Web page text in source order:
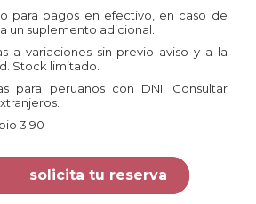
para pagos en efectivo, en caso de
un suplemento adicional.
a variaciones sin previo aviso y a la
Stock limitado.
para peruanos con DNI. Consultar
3.90
solicita tu reserva